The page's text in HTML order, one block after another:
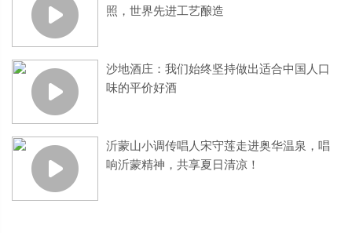
照，世界先进工艺酿造
沙地酒庄：我们始终坚持做出适合中国人口
味的平价好酒
沂蒙山小调传唱人宋守莲走进奥华温泉，唱
响沂蒙精神，共享夏日清凉！